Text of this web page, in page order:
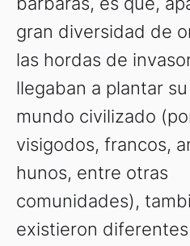
gran diversidad de
las hordas de
llegaban a plantar
mundo civilizado
visigodos, francos,
hunos, entre otras
comunidades),
existieron